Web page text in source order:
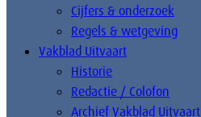
Cijfers & onderzoek
Regels & wetgeving
Vakblad Uitvaart
Historie
Redactie / Colofon
Archief Vakblad Uitvaart